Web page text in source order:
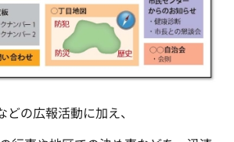
の広報活動に加え、